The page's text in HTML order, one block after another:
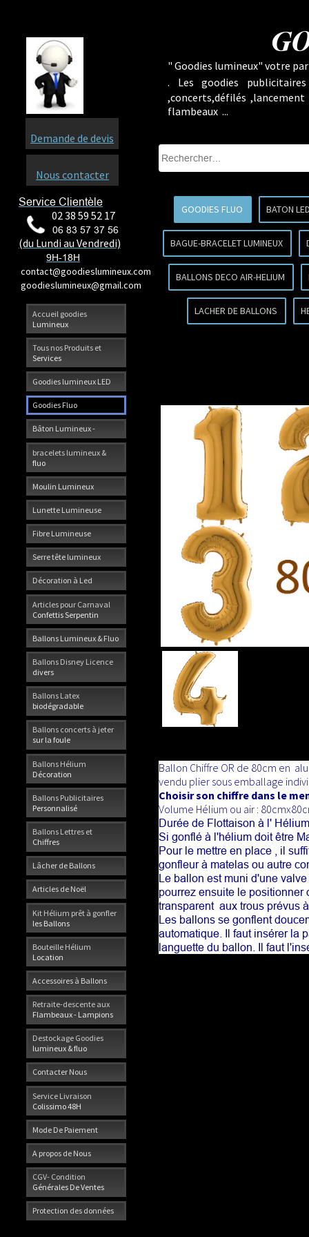
Accueil goodies
Lumineux
Tous nos Produits et
Services
Goodies lumineux LED
Goodies Fluo
Bâton Lumineux -
bracelets lumineux &
fluo
Moulin Lumineux
Lunette Lumineuse
Fibre Lumineuse
Serre tête lumineux
Décoration à Led
Articles pour Carnaval
Confettis Serpentin
Ballons Lumineux & Fluo
Ballons Disney Licence
divers
Ballons Latex
biodégradable
Ballons concerts à jeter
sur la foule
Ballons Hélium
Décoration
Ballons Publicitaires
Personnalisé
Ballons Lettres et
Chiffres
Lâcher de Ballons
Articles de Noël
Kit Hélium prêt à gonfler
les Ballons
Bouteille Hélium
Location
Accessoires à Ballons
Retraite-descente aux
Flambeaux - Lampions
Destockage Goodies
lumineux & fluo
Contacter Nous
Service Livraison
Colissimo 48H
Mode De Paiement
A propos de Nous
CGV- Condition
Générales De Ventes
Protection des données
Service Clientèle
02 38 59 52 17
06 83 57 37 56
(du Lundi au Vendredi)
9H-18H
contact@goodieslumineux.com
goodieslumineux@gmail.com
Demande de devis
Nous contacter
" Goodies lumineux" votre
. Les goodies
,concerts,défilés
flambeaux ...
GOODIES FLUO BATON
BAGUE-BRACELET LUMINEUX
BALLONS DECO AIR-HELIUM
LACHER DE BALLONS
Ballon Chiffre OR de 80cm en
vendu plier sous emballage
Choisir son chiffre dans le
Volume Hélium ou air :
Durée de Flottaison à l'
Si gonflé à l'hélium doit être
Pour le mettre en place , il
gonfleur à matelas ou autre
Le ballon est muni d'une
pourrez ensuite le positionner
transparent aux trous prévus
Les ballons se gonflent
automatique. Il faut insérer la
languette du ballon. Il faut